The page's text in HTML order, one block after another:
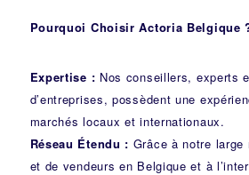
Pourquoi Choisir Actoria Belgique
Expertise : Nos conseillers, experts
d’entreprises, possèdent une
marchés locaux et internationaux.
Réseau Étendu : Grâce à notre large
et de vendeurs en Belgique et à